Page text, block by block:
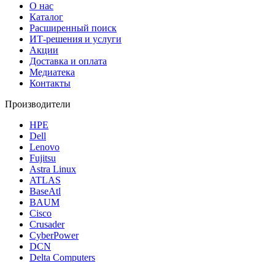
О нас
Каталог
Расширенный поиск
ИТ-решения и услуги
Акции
Доставка и оплата
Медиатека
Контакты
Производители
HPE
Dell
Lenovo
Fujitsu
Astra Linux
ATLAS
BaseAtl
BAUM
Cisco
Crusader
CyberPower
DCN
Delta Computers